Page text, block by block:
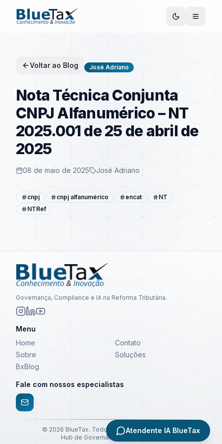
Voltar ao Blog José Adriano
Nota Técnica Conjunta
CNPJ Alfanumérico – NT
2025.001 de 25 de abril de
2025
08 de maio de 2025 José Adriano
cnpj cnpj alfanumérico encat
NT
NTRef
Governança, Compliance e IA na Reforma Tributária.
Menu
Home
Contato
Sobre
Soluções
BxBlog
Fale com nossos especialistas
© 2026 BlueTax. Todos os direitos reservados.
Hub de Governança e Compliance
Atendente IA BlueTax